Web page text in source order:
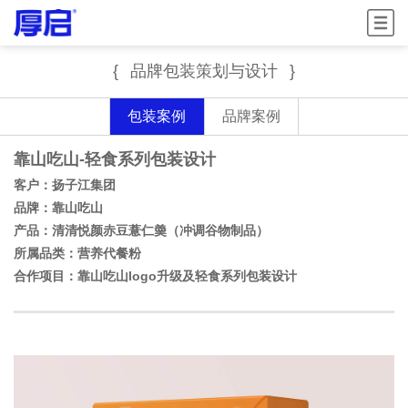
{ 品牌包装策划与设计 }
包装案例 品牌案例
靠山吃山-轻食系列包装设计
客户：扬子江集团
品牌：靠山吃山
产品：清清悦颜赤豆薏仁羮（冲调谷物制品）
所属品类：营养代餐粉
合作项目：靠山吃山logo升级及轻食系列包装设计